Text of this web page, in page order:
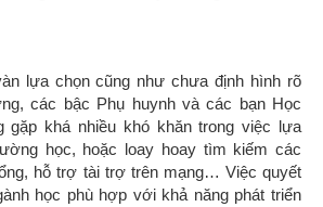
lựa chọn cũng như chưa định hình rõ
các bậc Phụ huynh và các bạn Học
gặp khá nhiều khó khăn trong việc lựa
học, hoặc loay hoay tìm kiếm các
hỗ trợ tài trợ trên mạng… Việc quyết
học phù hợp với khả năng phát triển